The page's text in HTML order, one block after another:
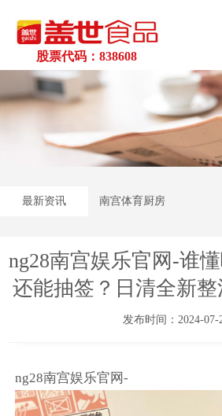
股票代码：838608
最新资讯 南宫体育厨房
ng28南宫娱乐官网-谁
还能抽签？日清全新整
发布时间：2024-07-
ng28南宫娱乐官网-